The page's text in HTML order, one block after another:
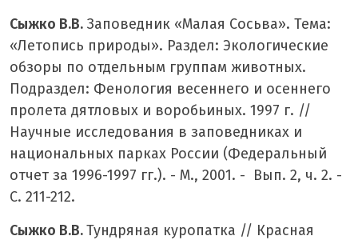
Сыжко В.В. Заповедник «Малая Сосьва». Тема:
«Летопись природы». Раздел: Экологические
обзоры по отдельным группам животных.
Подраздел: Фенология весеннего и осеннего
пролета дятловых и воробьиных. 1997 г. //
Научные исследования в заповедниках и
национальных парках России (Федеральный
отчет за 1996-1997 гг.). - М., 2001. - Вып. 2, ч. 2. -
С. 211-212.
Сыжко В.В.Тундряная куропатка // Красная